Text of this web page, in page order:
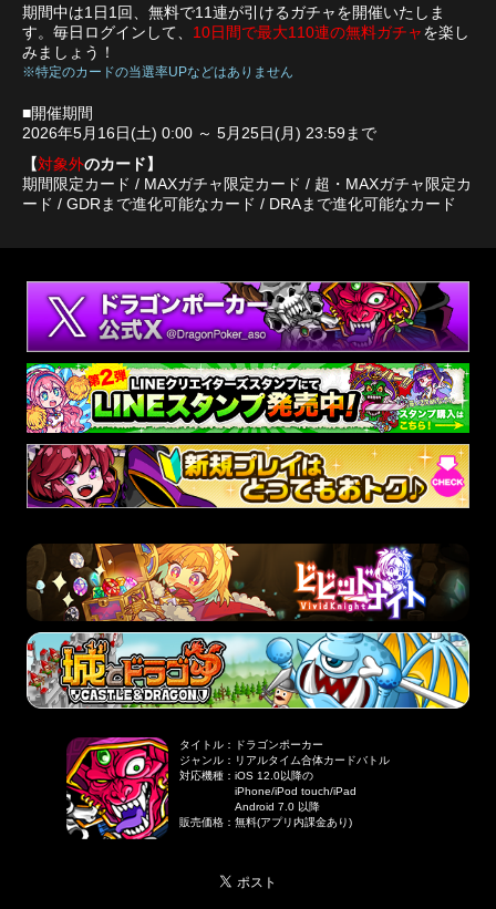
期間中は1日1回、無料で11連が引けるガチャを開催いたしま
す。毎日ログインして、 10日間で最大110連の無料ガチャを楽し
みましょう！
※特定のカードの当選率UPなどはありません
■開催期間
2026年5月16日(土) 0:00 ～ 5月25日(月) 23:59まで
【対象外のカード】
期間限定カード / MAXガチャ限定カード / 超・MAXガチャ限定カ
ード / GDRまで進化可能なカード / DRAまで進化可能なカード
タイトル ：
ドラゴンポーカー
ジャンル ： リアルタイム合体カードバトル
対応機種 ：iOS 12.0以降の
iPhone/iPod touch/iPad
Android 7.0 以降
販売価格 ：無料(アプリ内課金あり)